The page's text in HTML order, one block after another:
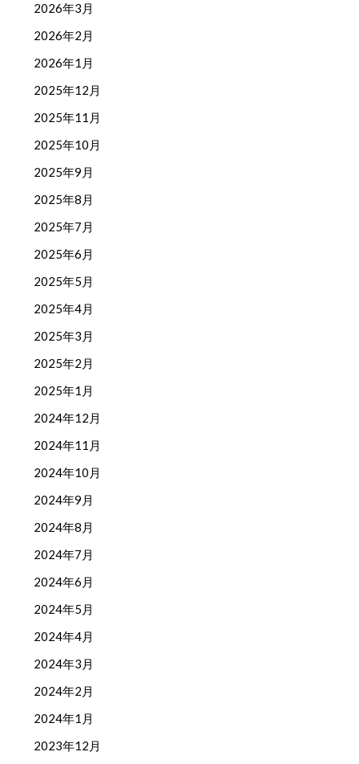
2026年3月
2026年2月
2026年1月
2025年12月
2025年11月
2025年10月
2025年9月
2025年8月
2025年7月
2025年6月
2025年5月
2025年4月
2025年3月
2025年2月
2025年1月
2024年12月
2024年11月
2024年10月
2024年9月
2024年8月
2024年7月
2024年6月
2024年5月
2024年4月
2024年3月
2024年2月
2024年1月
2023年12月